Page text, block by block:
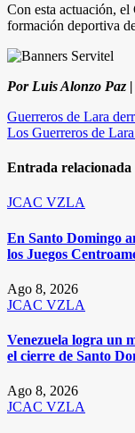
Con esta actuación,
formación deportiva
Por Luis Alonzo Paz
Navegación
de
entradas
Guerreros de Lara
Los Guerreros de
Entrada relacionada
JCAC VZLA
En Santo Domingo
los Juegos
Ago 8, 2026
JCAC VZLA
Venezuela logra un
el cierre de Santo
Ago 8, 2026
JCAC VZLA